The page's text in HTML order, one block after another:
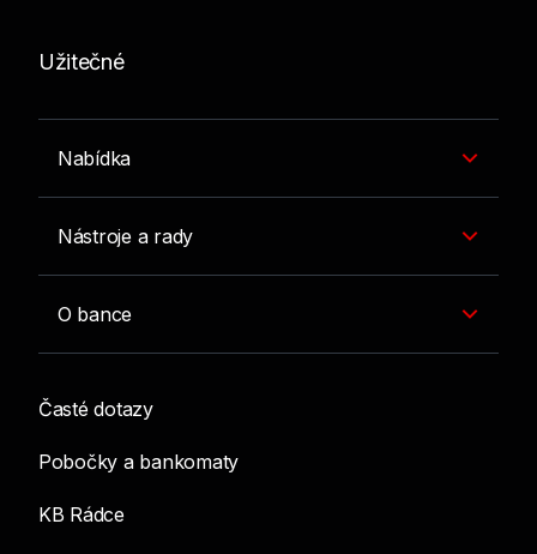
Užitečné
Nabídka
Nástroje a rady
O bance
Časté dotazy
Pobočky a bankomaty
KB Rádce